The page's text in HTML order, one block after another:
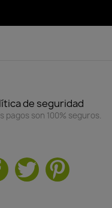
de seguridad
pagos son 100% seguros.